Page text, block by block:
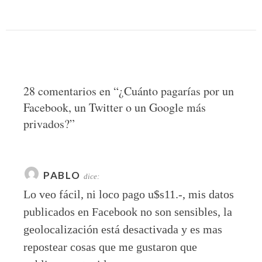
28 comentarios en “¿Cuánto pagarías por un
Facebook, un Twitter o un Google más
privados?”
PABLO dice:
Lo veo fácil, ni loco pago u$s11.-, mis datos
publicados en Facebook no son sensibles, la
geolocalización está desactivada y es mas
repostear cosas que me gustaron que